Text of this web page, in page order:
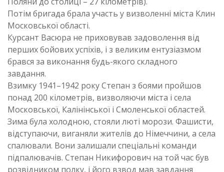
Потім бригада брала участь у визволенні міста Клин
Московської області.
Курсант Васюра не приховував задоволення від
перших бойових успіхів, і з великим ентузіазмом
брався за виконання будь-якого складного
завдання.
Взимку 1941–1942 року Степан з боями пройшов
понад 200 кілометрів, визволяючи міста і села
Московської, Калінінської і Смоленської областей.
Зима була холодною, стояли люті морози. Фашисти,
відступаючи, виганяли жителів до Німеччини, а села
спалювали. Вони залишали спеціальні команди
підпалювачів. Степан Никифорович на той час був
розвідником полку, і його взвод мав завдання